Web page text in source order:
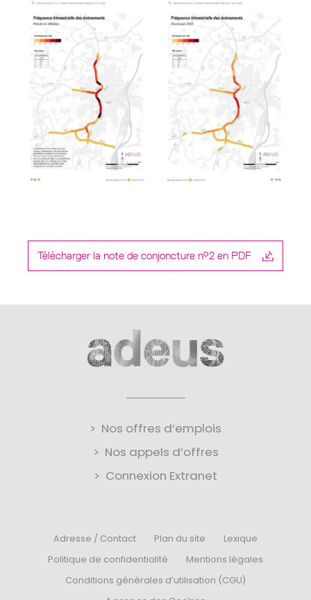
Télécharger la note de conjoncture n°2 en PDF
Nos offres d’emplois
Nos appels d’offres
Connexion Extranet
Adresse / Contact Plan du site
Lexique
Politique de confidentialité
Mentions légales
Conditions générales d’utilisation (CGU)